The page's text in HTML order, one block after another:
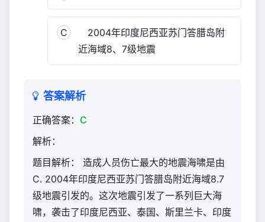
C
2004年印度尼西亚苏门答腊岛附
近海域8、7级地震
答案解析
正确答案： C
解析：
题目解析： 造成人员伤亡最大的地震海啸是由
C. 2004年印度尼西亚苏门答腊岛附近海域8.7
级地震引发的。这次地震引发了一系列巨大海
啸，袭击了印度尼西亚、泰国、斯里兰卡、印度